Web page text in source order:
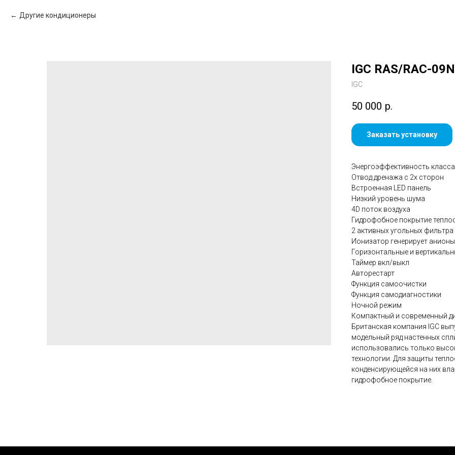
Другие кондиционеры
IGC RAS/RAC-
IGC
50 000 р.
Заказать установку
Энергоэффективность
Отвод дренажа с 2х сторон
Встроенная LED панель
Низкий уровень шума
4D поток воздуха
Гидрофобное покрытие
2 активных угольных
Ионизатор генерирует анионы
Горизонтальные и
Таймер вкл/выкл
Авторестарт
Функция самоочистки
Функция самодиагностики
Ночной режим
Компактный и современный
Британская компания IGC
модельный ряд настенных
использовались только
технологии. Для защиты
конденсирующейся на них
гидрофобное покрытие.